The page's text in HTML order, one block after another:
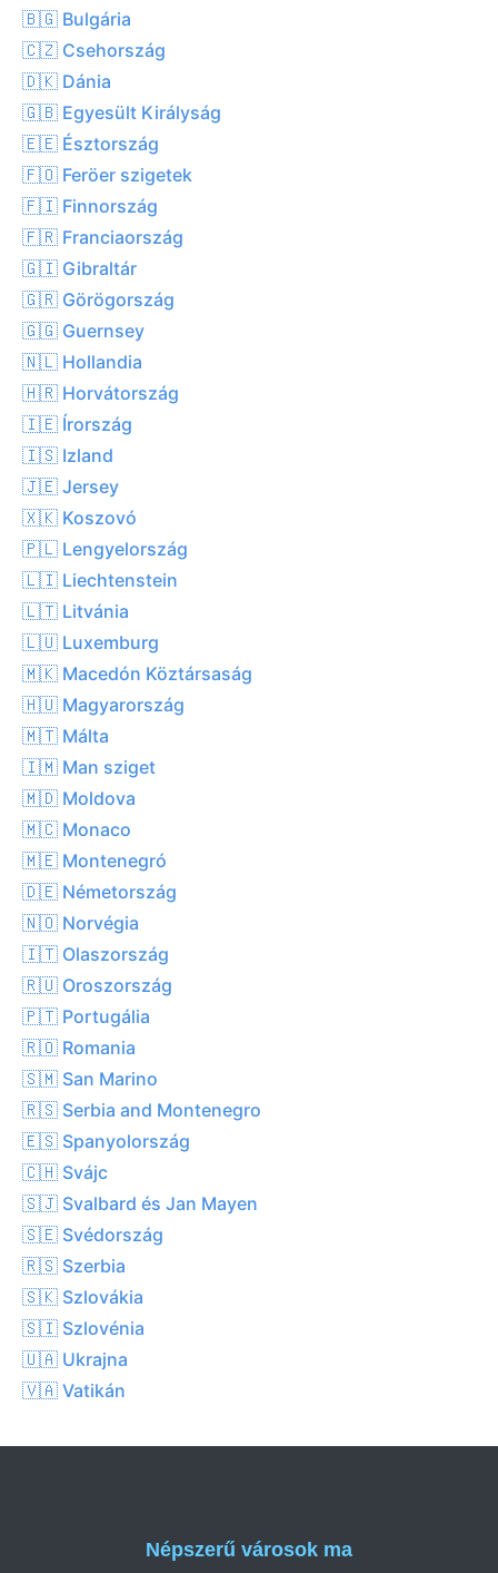
🇧🇬 Bulgária
🇨🇿 Csehország
🇩🇰 Dánia
🇬🇧 Egyesült Királyság
🇪🇪 Észtország
🇫🇴 Feröer szigetek
🇫🇮 Finnország
🇫🇷 Franciaország
🇬🇮 Gibraltár
🇬🇷 Görögország
🇬🇬 Guernsey
🇳🇱 Hollandia
🇭🇷 Horvátország
🇮🇪 Írország
🇮🇸 Izland
🇯🇪 Jersey
🇽🇰 Koszovó
🇵🇱 Lengyelország
🇱🇮 Liechtenstein
🇱🇹 Litvánia
🇱🇺 Luxemburg
🇲🇰 Macedón Köztársaság
🇭🇺 Magyarország
🇲🇹 Málta
🇮🇲 Man sziget
🇲🇩 Moldova
🇲🇨 Monaco
🇲🇪 Montenegró
🇩🇪 Németország
🇳🇴 Norvégia
🇮🇹 Olaszország
🇷🇺 Oroszország
🇵🇹 Portugália
🇷🇴 Romania
🇸🇲 San Marino
🇷🇸 Serbia and Montenegro
🇪🇸 Spanyolország
🇨🇭 Svájc
🇸🇯 Svalbard és Jan Mayen
🇸🇪 Svédország
🇷🇸 Szerbia
🇸🇰 Szlovákia
🇸🇮 Szlovénia
🇺🇦 Ukrajna
🇻🇦 Vatikán
Népszerű városok ma